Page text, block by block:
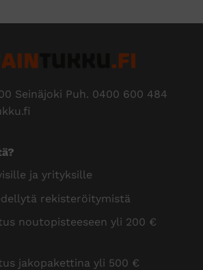
Seinäjoki Puh. 0400 600 484
ja yrityksille
rekisteröitymistä
noutopisteeseen yli 200 €
jakopakettina yli 500 €